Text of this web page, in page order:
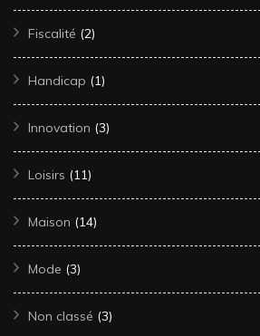
Fiscalité (2)
Handicap (1)
Innovation (3)
Loisirs (11)
Maison (14)
Mode (3)
Non classé (3)